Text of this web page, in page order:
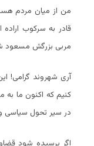
من از میان مردم
قادر به سرکوب
مربی بزرگش مسعود
آری شهروند گرامی!
کنیم که اکنون ما
در سیر تحول سیاسی
اگر پرسیده شود